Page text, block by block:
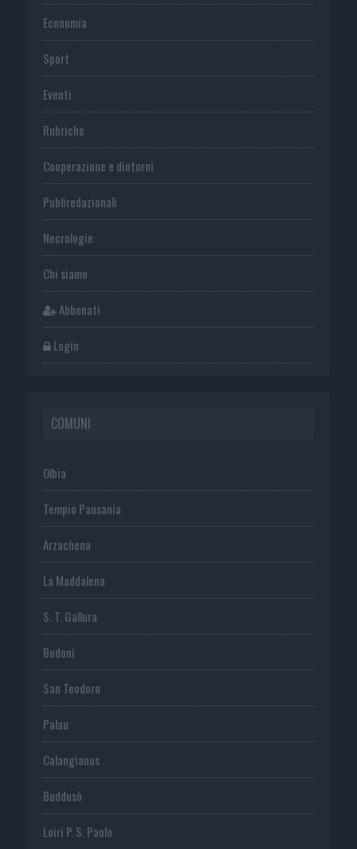
Economia
Sport
Eventi
Rubriche
Cooperazione e dintorni
Publiredazionali
Necrologie
Chi siamo
Abbonati
Login
COMUNI
Olbia
Tempio Pausania
Arzachena
La Maddalena
S. T. Gallura
Budoni
San Teodoro
Palau
Calangianus
Buddusò
Loiri P. S. Paolo